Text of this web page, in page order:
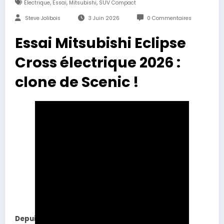
Électrique, Essai, Mitsubishi, SUV Compact
Steve Jolibois 3 Juin 2026 0 Commentaires
Essai Mitsubishi Eclipse
Cross électrique 2026 :
clone de Scenic !
Depuis plusieurs années, l’alliance Renault